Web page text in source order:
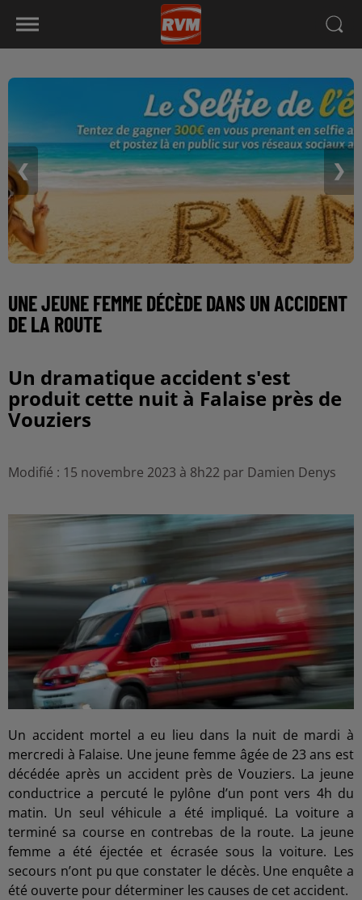
❮ ❯
UNE JEUNE FEMME DÉCÈDE DANS UN ACCIDENT
DE LA ROUTE
Un dramatique accident s'est
produit cette nuit à Falaise près de
Vouziers
Modifié : 15 novembre 2023 à 8h22 par Damien Denys
Un accident mortel a eu lieu dans la nuit de mardi à
mercredi à Falaise. Une jeune femme âgée de 23 ans est
décédée après un accident près de Vouziers. La jeune
conductrice a percuté le pylône d’un pont vers 4h du
matin. Un seul véhicule a été impliqué. La voiture a
terminé sa course en contrebas de la route. La jeune
femme a été éjectée et écrasée sous la voiture. Les
secours n’ont pu que constater le décès. Une enquête a
été ouverte pour déterminer les causes de cet accident.